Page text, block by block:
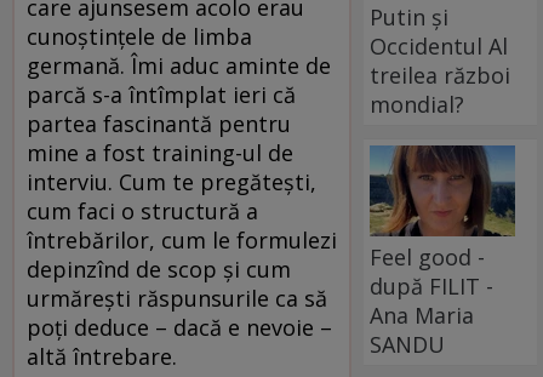
care ajunsesem acolo erau
cunoștințele de limba
germană. Îmi aduc aminte de
parcă s-a întîmplat ieri că
partea fascinantă pentru
mine a fost training-ul de
interviu. Cum te pregătești,
cum faci o structură a
întrebărilor, cum le formulezi
depinzînd de scop și cum
urmărești răspunsurile ca să
poți deduce – dacă e nevoie –
altă întrebare.
Putin și
Occidentul Al
treilea război
mondial?
Feel good -
după FILIT -
Ana Maria
SANDU